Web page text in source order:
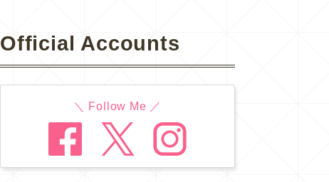
Official Accounts
＼ Follow Me ／